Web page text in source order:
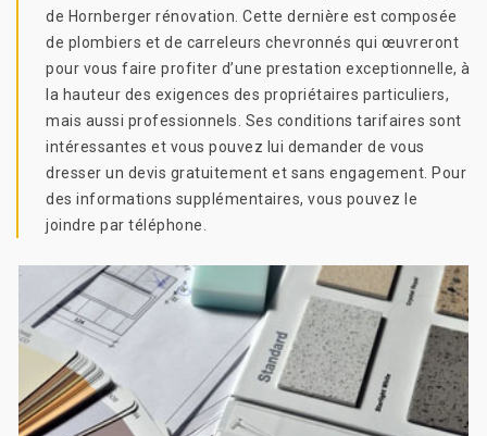
de Hornberger rénovation. Cette dernière est composée
de plombiers et de carreleurs chevronnés qui œuvreront
pour vous faire profiter d’une prestation exceptionnelle, à
la hauteur des exigences des propriétaires particuliers,
mais aussi professionnels. Ses conditions tarifaires sont
intéressantes et vous pouvez lui demander de vous
dresser un devis gratuitement et sans engagement. Pour
des informations supplémentaires, vous pouvez le
joindre par téléphone.